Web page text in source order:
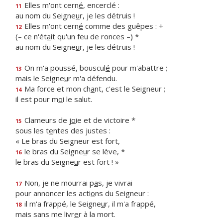
11 Elles m'ont cerné, encerclé :
au nom du Seigneur, je les détruis !
12 Elles m'ont cerné comme des guêpes : +
(– ce n'était qu'un feu de ronces –) *
au nom du Seigneur, je les détruis !
13 On m'a poussé, bousculé pour m'abattre ;
mais le Seigneur m'a défendu.
14 Ma force et mon chant, c'est le Seigneur ;
il est pour moi le salut.
15 Clameurs de joie et de victoire *
sous les tentes des justes :
« Le bras du Seigneur est fort,
16 le bras du Seigneur se lève, *
le bras du Seigneur est fort ! »
17 Non, je ne mourrai pas, je vivrai
pour annoncer les actions du Seigneur :
18 il m'a frappé, le Seigneur, il m'a frappé,
mais sans me livrer à la mort.